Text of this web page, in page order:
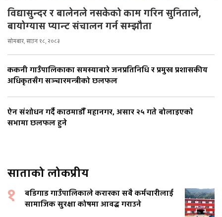
विद्यासुन्दर र बालेनले नसकेको काम गरिन सुनिताले,
बायोग्यास प्यान्ट संचालन गर्न सम्झौता
सोमबार, साउन १८, २०८३
ककनी गाउँपालिकाका समस्याबारे जनप्रतिनिधि र प्रमुख प्रशासकीय
अधिकृतसँग सञ्चारमन्त्रीको छलफल
ऐन संशोधन गर्दै काठमाडौँ महानगर, असार २५ गते बोलाइएको
सभामा छलफल हुने
साताको लोकप्रीय
१
बडिगाड गाउँपालिकाले करारका सबै कर्मचारीलाई
सामाजिक सुरक्षा कोषमा आवद्ध गराउने